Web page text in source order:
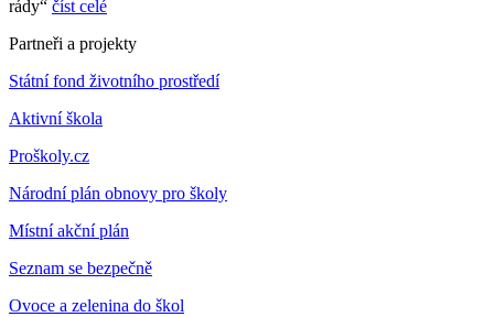
rády“ číst celé
Partneři a projekty
Státní fond životního prostředí
Aktivní škola
Proškoly.cz
Národní plán obnovy pro školy
Místní akční plán
Seznam se bezpečně
Ovoce a zelenina do škol